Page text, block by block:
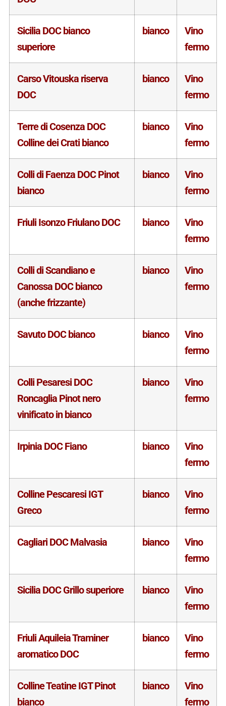
Sicilia DOC bianco
superiore
bianco
Vino
fermo
Carso Vitouska riserva
DOC
bianco
Vino
fermo
Terre di Cosenza DOC
Colline dei Crati bianco
bianco
Vino
fermo
Colli di Faenza DOC Pinot
bianco
bianco
Vino
fermo
Friuli Isonzo Friulano DOC bianco
Vino
fermo
Colli di Scandiano e
Canossa DOC bianco
(anche frizzante)
bianco
Vino
fermo
Savuto DOC bianco bianco
Vino
fermo
Colli Pesaresi DOC
Roncaglia Pinot nero
vinificato in bianco
bianco
Vino
fermo
Irpinia DOC Fiano bianco
Vino
fermo
Colline Pescaresi IGT
Greco
bianco
Vino
fermo
Cagliari DOC Malvasia bianco
Vino
fermo
Sicilia DOC Grillo superiore bianco
Vino
fermo
Friuli Aquileia Traminer
aromatico DOC
bianco
Vino
fermo
Colline Teatine IGT Pinot
bianco
bianco
Vino
fermo